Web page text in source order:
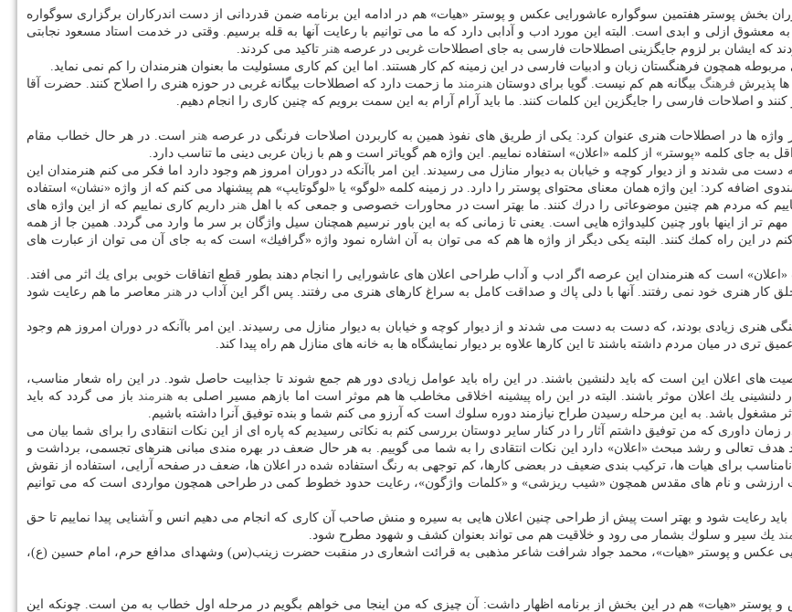
بخش پوستر هفتمین سوگواره عاشورایی عكس و پوستر «هیات» هم در ادامه این برنامه ضمن قدردانی از دست اندركاران برگزاری سوگواره
ازلی و ابدی است. البته این مورد ادب و آدابی دارد كه ما می توانیم با رعایت آنها به قله برسیم. وقتی در خدمت استاد مسعود نجابتی
كه ایشان بر لزوم جایگزینی اصطلاحات فارسی به جای اصطلاحات غربی در عرصه هنر تاكید می كردند.
همچون فرهنگستان زبان و ادبیات فارسی در این زمینه كم كار هستند. اما این كم كاری مسئولیت ما بعنوان هنرمندان را كم نمی نماید.
ها پذیرش فرهنگ بیگانه هم كم نیست. گویا برای دوستان هنرمند ما زحمت دارد كه اصطلاحات بیگانه غربی در حوزه هنری را اصلاح كنند. حضرت آقا
و اصلاحات فارسی را جایگزین این كلمات كنند. ما باید آرام آرام به این سمت برویم كه چنین كاری را انجام دهیم.
واژه ها در اصطلاحات هنری عنوان كرد: یكی از طریق های نفوذ همین به كاربردن اصلاحات فرنگی در عرصههنر
است. در هر حال خطاب مقام
جای كلمه «پوستر» از كلمه «اعلان» استفاده نماییم. این واژه هم گویاتر است و هم با زبان عربی دینی ما تناسب دارد.
می شدند و از دیوار كوچه و خیابان به دیوار منازل می رسیدند. این امر باآنكه در دوران امروز هم وجود دارد اما فكر می كنم هنرمندان این
اضافه كرد: این واژه همان معنای محتوای پوستر را دارد. در زمینه كلمه «لوگو» یا «لوگوتایپ» هم پیشنهاد می كنم كه از واژه «نشان» استفاده
نماییم كه مردم هم چنین موضوعاتی را درك كنند. ما بهتر است در محاورات خصوصی و جمعی كه با اهلهنر داریم كاری نماییم كه از این واژه های
تر از اینها باور چنین كلیدواژه هایی است. یعنی تا زمانی كه به این باور نرسیم همچنان سیل واژگان بر سر ما وارد می گردد. همین جا از همه
در این راه كمك كنند. البته یكی دیگر از واژه ها هم كه می توان به آن اشاره نمود واژه «گرافیك» است كه به جای آن می توان از عبارت های
است كه هنرمندان این عرصه اگر ادب و آداب طراحی اعلان های عاشورایی را انجام دهند بطور قطع اتفاقات خوبی برای یك اثر می افتد.
كار هنری خود نمی رفتند. آنها با دلی پاك و صداقت كامل به سراغ كارهای هنری می رفتند. پس اگر این آداب درهنر معاصر ما هم رعایت شود
هنری زیادی بودند، كه دست به دست می شدند و از دیوار كوچه و خیابان به دیوار منازل می رسیدند. این امر باآنكه در دوران امروز هم وجود
تری در میان مردم داشته باشند تا این كارها علاوه بر دیوار نمایشگاه ها به خانه های منازل هم راه پیدا كند.
های اعلان این است كه باید دلنشین باشند. در این راه باید عوامل زیادی دور هم جمع شوند تا جذابیت حاصل شود. در این راه شعار مناسب،
یك اعلان موثر باشند. البته در این راه پیشینه اخلاقی مخاطب ها هم موثر است اما بازهم مسیر اصلی بههنرمند باز می گردد كه باید
مشغول باشد. به این مرحله رسیدن طراح نیازمند دوره سلوك است كه آرزو می كنم شما و بنده توفیق آنرا داشته باشیم.
داوری كه من توفیق داشتم آثار را در كنار سایر دوستان بررسی كنم به نكاتی رسیدیم كه پاره ای از این نكات اننقادی را برای شما بیان می
هدف تعالی و رشد مبحث «اعلان» دارد این نكات انتقادی را به شما می گوییم. به هر حال ضعف در بهره مندی مبانی هنرهای تجسمی، برداشت و
برای هیات ها، تركیب بندی ضعیف در بعضی كارها، كم توجهی به رنگ استفاده شده در اعلان ها، ضعف در صفحه آرایی، استفاده از نقوش
ارزشی و نام های مقدس همچون «شیب ریزشی» و «كلمات واژگون»، رعایت حدود خطوط كمی در طراحی همچون مواردی است كه می توانیم
رعایت شود و بهتر است پیش از طراحی چنین اعلان هایی به سیره و منش صاحب آن كاری كه انجام می دهیم انس و آشنایی پیدا نماییم تا حق
یك سیر و سلوك بشمار می رود و خلاقیت هم می تواند بعنوان كشف و شهود مطرح شود.
عكس و پوستر «هیات»، محمد جواد شرافت شاعر مذهبی به قرائت اشعاری در منقبت حضرت زینب(س) وشهدای مدافع حرم، امام حسین (ع)،
پوستر «هیات» هم در این بخش از برنامه اظهار داشت: آن چیزی كه من اینجا می خواهم بگویم در مرحله اول خطاب به من است. چونكه این